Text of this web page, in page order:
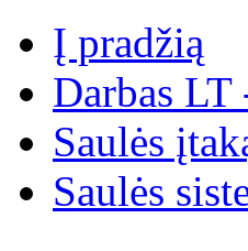
Į pradžią
Darbas
Saulės
Saulės